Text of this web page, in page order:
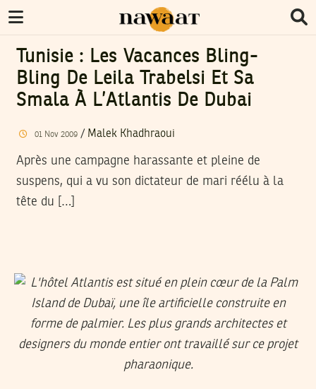
Tunisie : Les Vacances Bling-
Bling De Leila Trabelsi Et Sa
Smala À L’Atlantis De Dubai
01 Nov 2009/ Malek Khadhraoui
Après une campagne harassante et pleine de
suspens, qui a vu son dictateur de mari réélu à la
tête du […]